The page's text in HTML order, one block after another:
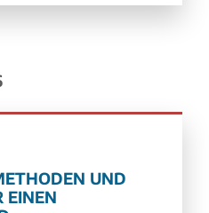
UND
EINEN